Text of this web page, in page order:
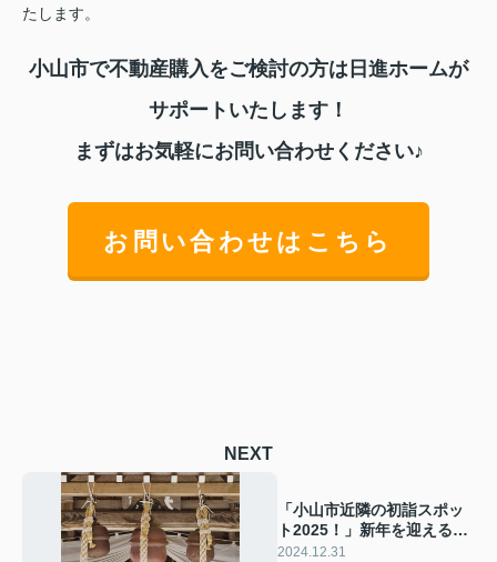
たします。
小山市で不動産購入をご検討の方は日進ホームが
サポートいたします！
まずはお気軽にお問い合わせください♪
お問い合わせはこちら
NEXT
「小山市近隣の初詣スポッ
ト2025！」新年を迎えるお
すすめ神社と不動産情報
2024.12.31